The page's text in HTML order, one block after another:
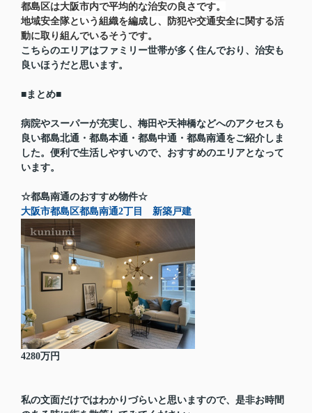
都島区は大阪市内で平均的な治安の良さです。
地域安全隊という組織を編成し、
防犯や交通安全に関する活
動に取り組んでいるそうです。
こちらのエリアはファミリー世帯が多く住んでおり、治安も
良いほうだと思います。
■まとめ■
病院やスーパーが充実し、梅田や天神橋などへのアクセスも
良い都島北通・都島本通・都島中通・都島南通をご紹介しま
した。便利で生活しやすいので、おすすめのエリアとなって
います。
☆都島南通のおすすめ物件☆
大阪市都島区都島南通2丁目 新築戸建
4280万円
私の文面だけではわかりづらいと思いますので、是非お時間